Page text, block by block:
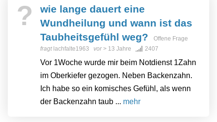
?
wie lange dauert eine
Wundheilung und wann ist das
Taubheitsgefühl weg?
Offene Frage
fragt lachfalte1963 vor> 13 Jahre 2407
Vor 1Woche wurde mir beim Notdienst 1Zahn
im Oberkiefer gezogen. Neben Backenzahn.
Ich habe so ein komisches Gefühl, als wenn
der Backenzahn taub ... mehr